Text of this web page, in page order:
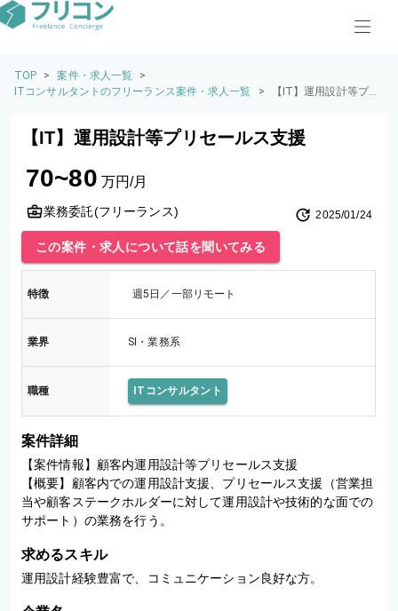
TOP > 案件・求人一覧
>
ITコンサルタントのフリーランス案件・求人一覧
>
【IT】運用設計等プリ
【IT】運用設計等プリセールス支援
70~80 万円/月
業務委託(フリーランス) 2025/01/24
この案件・求人について話を聞いてみる
特徴 週5日／一部リモート
業界 SI・業務系
職種 ITコンサルタント
案件詳細
【案件情報】顧客内運用設計等プリセールス支援
【概要】顧客内での運用設計支援、プリセールス支援（営業担
当や顧客ステークホルダーに対して運用設計や技術的な面での
サポート）の業務を行う。
求めるスキル
運用設計経験豊富で、コミュニケーション良好な方。